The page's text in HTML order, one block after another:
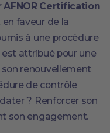
Certification
faveur de la
à une procédure
est attribué pour une
renouvellement
de contrôle
? Renforcer son
son engagement.